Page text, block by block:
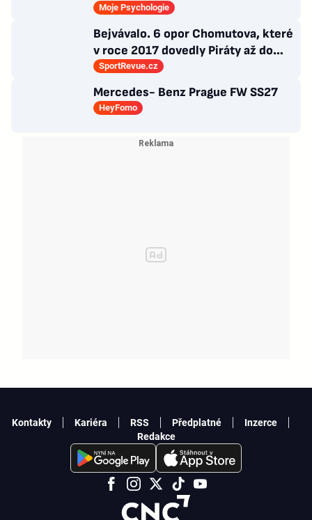
Moje Psychologie
Bejvávalo. 6 opor Chomutova, které
v roce 2017 dovedly Piráty až do
semifinále play-off
SportRevue.cz
Mercedes- Benz Prague FW SS27
HeyFomo
Kontakty Kariéra RSS Předplatné
Inzerce
Redakce